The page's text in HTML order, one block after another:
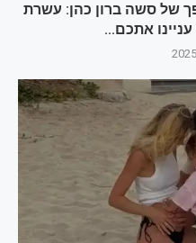
של סשה ברון כהן: עשרת
אתכם...